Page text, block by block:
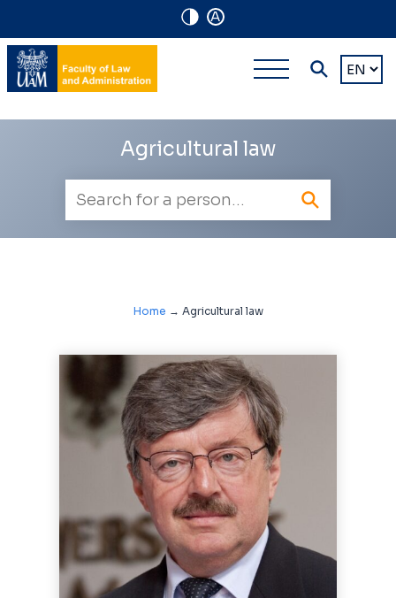
A
Navigation
shortcuts
Main
multi-
level
Choose
Agricultural law
search
Home → Agricultural law